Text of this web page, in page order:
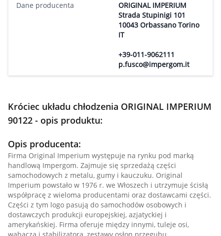
Dane producenta
ORIGINAL IMPERIUM
Strada Stupinigi 101
10043 Orbassano Torino
IT
+39-011-9062111
p.fusco@impergom.it
Króciec układu chłodzenia ORIGINAL IMPERIUM
90122 - opis produktu:
Opis producenta:
Firma Original Imperium występuje na rynku pod marką
handlową Impergom. Zajmuje się sprzedażą części
samochodowych z metalu, gumy i kauczuku. Original
Imperium powstało w 1976 r. we Włoszech i utrzymuje ścisłą
współpracę z wieloma producentami oraz dostawcami części.
Części z tym logo pasują do samochodów osobowych i
dostawczych produkcji europejskiej, azjatyckiej i
amerykańskiej. Firma oferuje między innymi, tuleje osi,